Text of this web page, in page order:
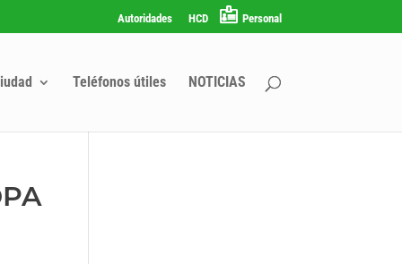
Autoridades HCD Personal
Teléfonos útiles NOTICIAS